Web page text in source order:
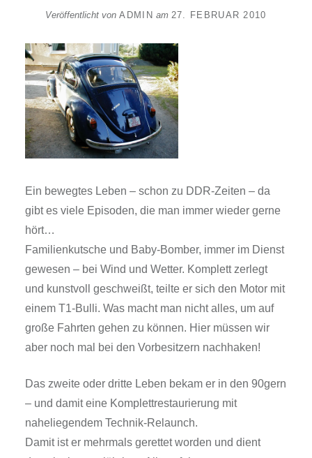
Veröffentlicht vonADMIN am 27. FEBRUAR 2010
Ein bewegtes Leben – schon zu DDR-Zeiten – da
gibt es viele Episoden, die man immer wieder gerne
hört…
Familienkutsche und Baby-Bomber, immer im Dienst
gewesen – bei Wind und Wetter. Komplett zerlegt
und kunstvoll geschweißt, teilte er sich den Motor mit
einem T1-Bulli. Was macht man nicht alles, um auf
große Fahrten gehen zu können. Hier müssen wir
aber noch mal bei den Vorbesitzern nachhaken!
Das zweite oder dritte Leben bekam er in den 90gern
– und damit eine Komplettrestaurierung mit
naheliegendem Technik-Relaunch.
Damit ist er mehrmals gerettet worden und dient